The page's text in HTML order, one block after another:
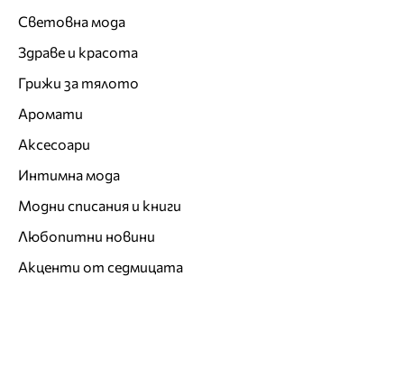
Световна мода
Здраве и красота
Грижи за тялото
Аромати
Аксесоари
Интимна мода
Модни списания и книги
Любопитни новини
Акценти от седмицата